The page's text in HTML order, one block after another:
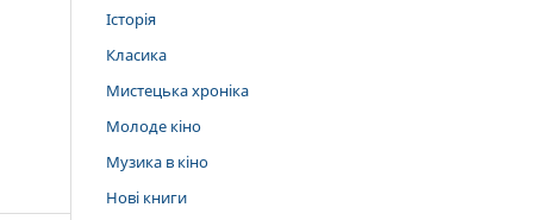
Історія
Класика
Мистецька хроніка
Молоде кіно
Музика в кіно
Нові книги